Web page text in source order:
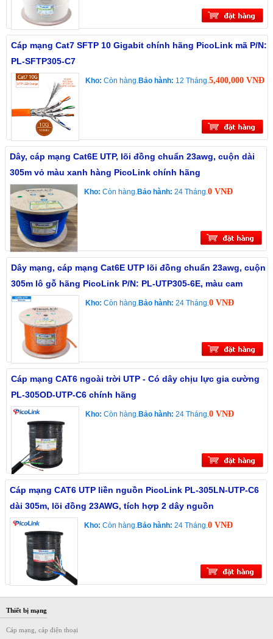
Cáp mạng Cat7 SFTP 10 Gigabit chính hãng PicoLink mã P/N:
PL-SFTP305-C7
Kho: Còn hàng. Bảo hành: 12 Tháng. 5,400,000 VNĐ
Dây, cáp mạng Cat6E UTP, lõi đồng chuẩn 23awg, cuộn dài
305m vỏ màu xanh hàng PicoLink chính hãng
Kho: Còn hàng. Bảo hành: 24 Tháng. 0 VNĐ
Dây mạng, cáp mạng Cat6E UTP lõi đồng chuẩn 23awg, cuộn
305m lô gỗ hãng PicoLink P/N: PL-UTP305-6E, màu cam
Kho: Còn hàng. Bảo hành: 24 Tháng. 0 VNĐ
Cáp mạng CAT6 ngoài trời UTP - Có dây chịu lực gia cường
PL-305OD-UTP-C6 chính hãng
Kho: Còn hàng. Bảo hành: 24 Tháng. 0 VNĐ
Cáp mạng CAT6 UTP liền nguồn PicoLink PL-305LN-UTP-C6
dài 305m, lõi đồng 23AWG, tích hợp 2 dây nguồn
Kho: Còn hàng. Bảo hành: 24 Tháng. 0 VNĐ
Thiết bị mạng
Cáp mạng, cáp điện thoại